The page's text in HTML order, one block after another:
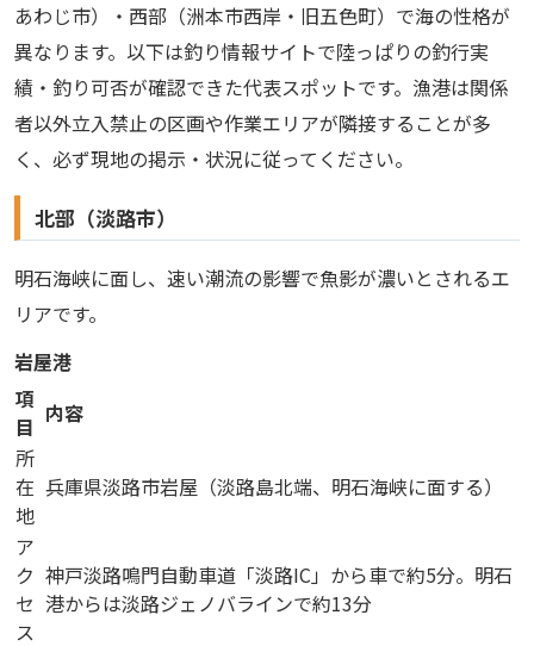
あわじ市）・西部（洲本市西岸・旧五色町）で海の性格が
異なります。以下は釣り情報サイトで陸っぱりの釣行実
績・釣り可否が確認できた代表スポットです。漁港は関係
者以外立入禁止の区画や作業エリアが隣接することが多
く、必ず現地の掲示・状況に従ってください。
北部（淡路市）
明石海峡に面し、速い潮流の影響で魚影が濃いとされるエ
リアです。
岩屋港
項
目 内容
所
在
地
兵庫県淡路市岩屋（淡路島北端、明石海峡に面する）
ア
ク
セ
ス
神戸淡路鳴門自動車道「淡路IC」から車で約5分。明石
港からは淡路ジェノバラインで約13分